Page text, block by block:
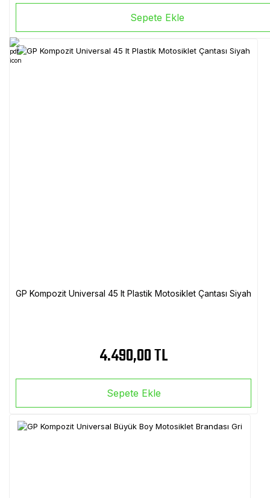
Sepete Ekle
GP Kompozit Universal 45 lt Plastik Motosiklet Çantası Siyah
4.490,00 TL
Sepete Ekle